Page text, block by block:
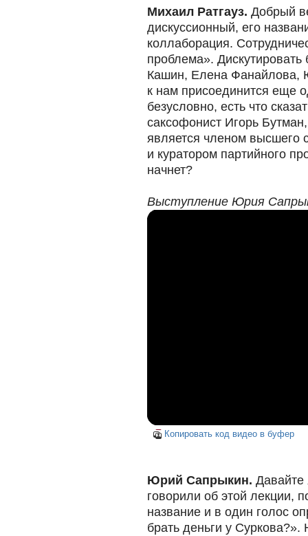
Михаил Ратгауз. Добрый
дискуссионный, его
коллаборация.
проблема».
Кашин, Елена Фанайлова,
к нам присоединится еще
безусловно, есть что
саксофонист Игорь
является членом высшего
и куратором партийного
начнет?
Выступление Юрия
Копировать код видео в буфер
Юрий Сапрыкин. Давайте
говорили об этой лекции,
название и в один голос
брать деньги у